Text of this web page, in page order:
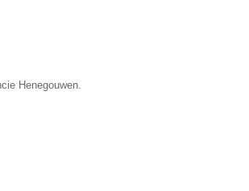
Henegouwen.